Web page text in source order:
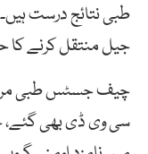
طبی نتائج درست
جیل منتقل کرنے کا
چیف جسٹس طبی
سی وی ڈی بھی گئے،